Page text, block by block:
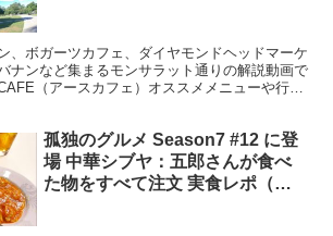
、ボガーツカフェ、ダイヤモンドヘッドマーケ
ナンなど集まるモンサラット通りの解説動画で
（アースカフェ）オススメメニューや行き
孤独のグルメ Season7 #12 に登
場 中華シブヤ：五郎さんが食べ
た物をすべて注文 実食レポ（五